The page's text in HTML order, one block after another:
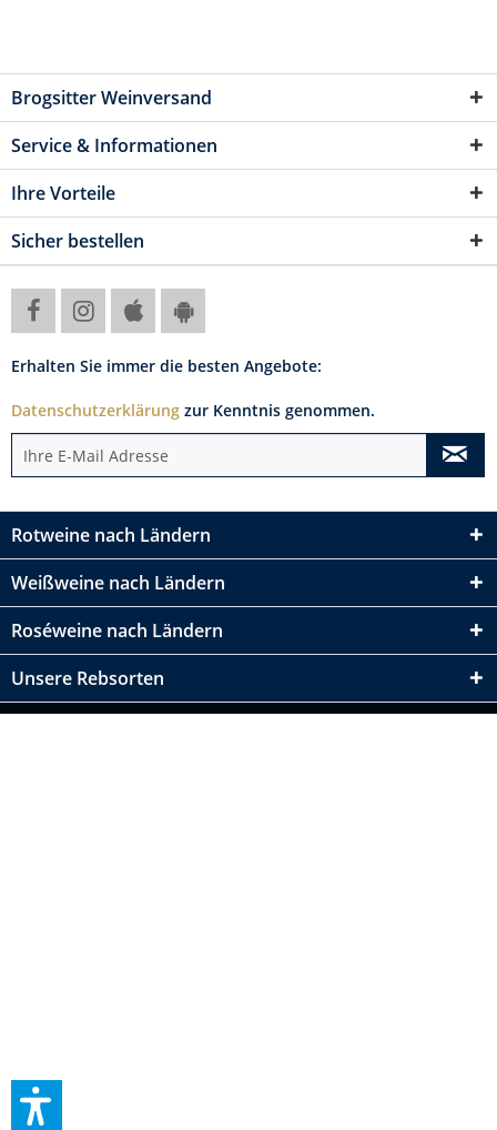
Brogsitter Weinversand
Service & Informationen
Ihre Vorteile
Sicher bestellen
Erhalten Sie immer die besten Angebote:
Datenschutzerklärung zur Kenntnis genommen.
Rotweine nach Ländern
Weißweine nach Ländern
Roséweine nach Ländern
Unsere Rebsorten